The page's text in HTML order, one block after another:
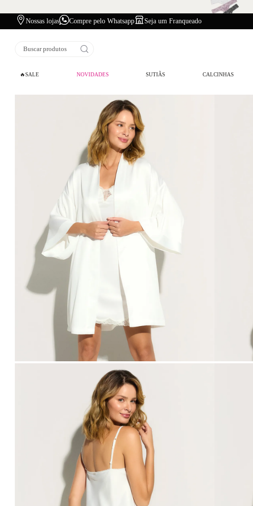
Nossas lojas Compre pelo Whatsapp Seja um Franqueado
Buscar produtos
🔥SALE NOVIDADES SUTIÃS CALCINHAS